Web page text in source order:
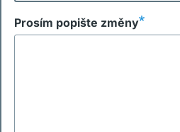
Prosím popište změny